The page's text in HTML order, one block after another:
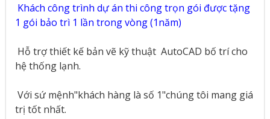
Khách công trình dự án thi công trọn gói được tặng
1 gói bảo trì 1 lần trong vòng (1năm)
Hỗ trợ thiết kế bản vẽ kỹ thuật AutoCAD bố trí cho
hệ thống lạnh.
Với sứ mệnh"khách hàng là số 1"chúng tôi mang giá
trị tốt nhất.